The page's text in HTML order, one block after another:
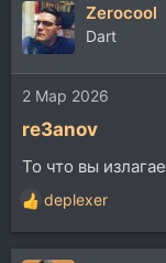
Zerocool
Dart
2 Мар 2026
re3anov
То что вы
Р
е
а
deplexer